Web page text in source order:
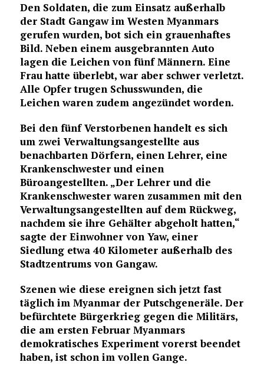
Den Soldaten, die zum Einsatz außerhalb
der Stadt Gangaw im Westen Myanmars
gerufen wurden, bot sich ein grauenhaftes
Bild. Neben einem ausgebrannten Auto
lagen die Leichen von fünf Männern. Eine
Frau hatte überlebt, war aber schwer verletzt.
Alle Opfer trugen Schusswunden, die
Leichen waren zudem angezündet worden.
Bei den fünf Verstorbenen handelt es sich
um zwei Verwaltungsangestellte aus
benachbarten Dörfern, einen Lehrer, eine
Krankenschwester und einen
Büroangestellten. „Der Lehrer und die
Krankenschwester waren zusammen mit den
Verwaltungsangestellten auf dem Rückweg,
nachdem sie ihre Gehälter abgeholt hatten,“
sagte der Einwohner von Yaw, einer
Siedlung etwa 40 Kilometer außerhalb des
Stadtzentrums von Gangaw.
Szenen wie diese ereignen sich jetzt fast
täglich im Myanmar der Putschgeneräle. Der
befürchtete Bürgerkrieg gegen die Militärs,
die am ersten Februar Myanmars
demokratisches Experiment vorerst beendet
haben, ist schon im vollen Gange.